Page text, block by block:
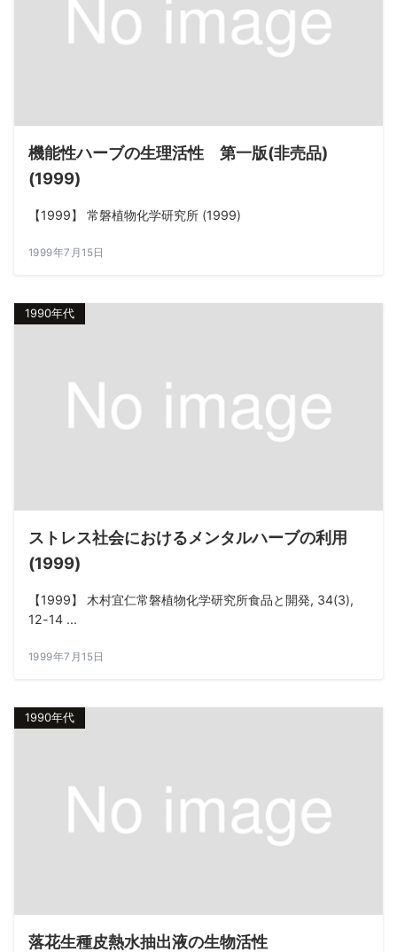
機能性ハーブの生理活性 第一版(非売品)
(1999)
【1999】 常磐植物化学研究所 (1999)
1999年7月15日
1990年代
ストレス社会におけるメンタルハーブの利用
(1999)
【1999】 木村宜仁常磐植物化学研究所食品と開発, 34(3),
12-14 ...
1999年7月15日
1990年代
落花生種皮熱水抽出液の生物活性